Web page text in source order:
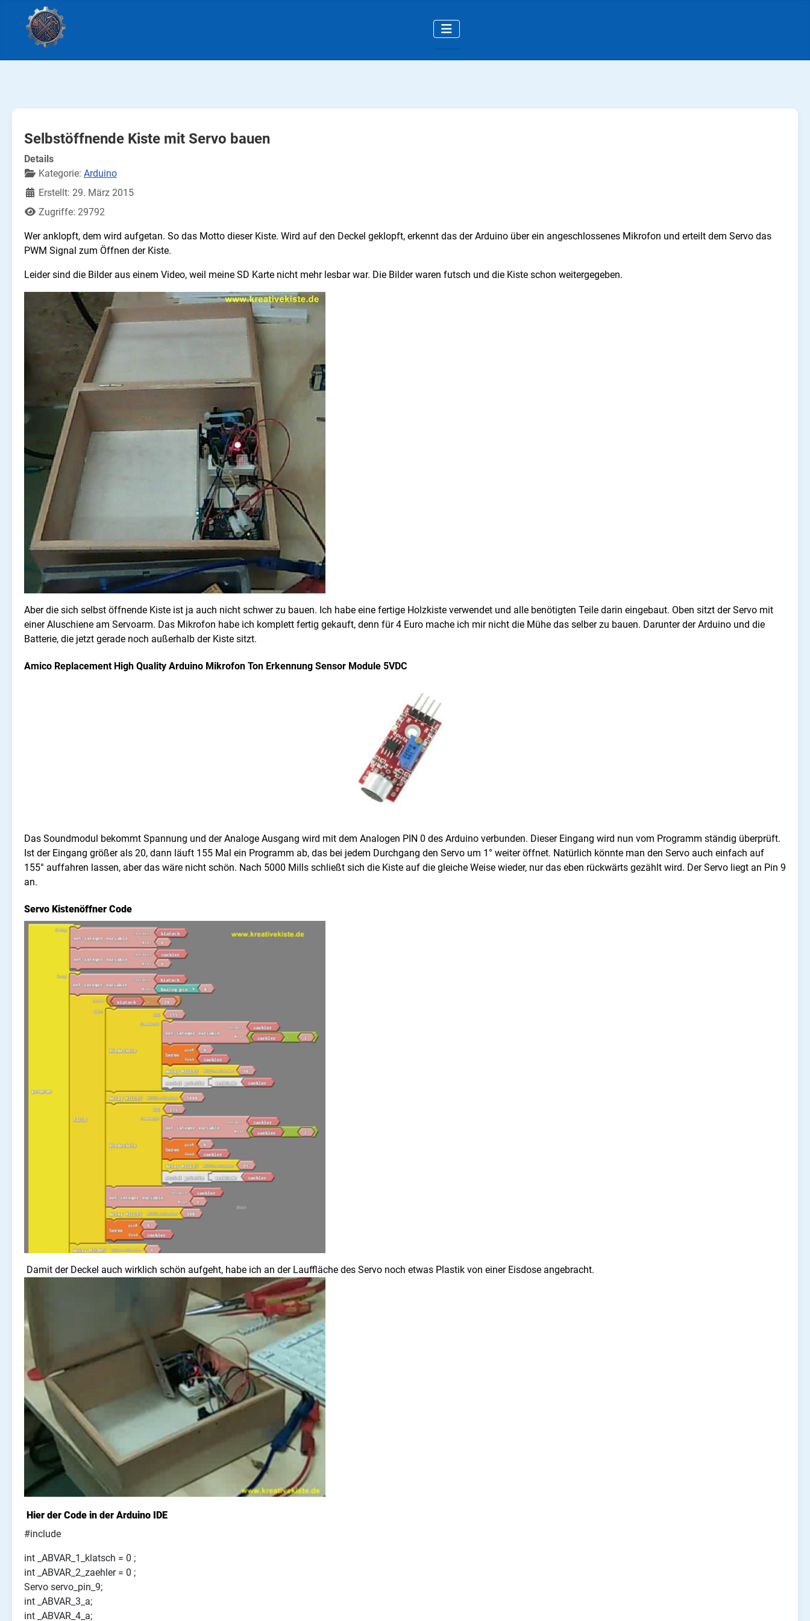
Selbstöffnende Kiste mit Servo bauen
Details
Kategorie: Arduino
Erstellt: 29. März 2015
Zugriffe: 29792
Wer anklopft, dem wird aufgetan. So das Motto dieser Kiste. Wird auf den Deckel geklopft, erkennt das der Arduino über ein angeschlossenes Mikrofon und erteilt dem Servo das
PWM Signal zum Öffnen der Kiste.
Leider sind die Bilder aus einem Video, weil meine SD Karte nicht mehr lesbar war. Die Bilder waren futsch und die Kiste schon weitergegeben.
Aber die sich selbst öffnende Kiste ist ja auch nicht schwer zu bauen. Ich habe eine fertige Holzkiste verwendet und alle benötigten Teile darin eingebaut. Oben sitzt der Servo mit
einer Aluschiene am Servoarm. Das Mikrofon habe ich komplett fertig gekauft, denn für 4 Euro mache ich mir nicht die Mühe das selber zu bauen. Darunter der Arduino und die
Batterie, die jetzt gerade noch außerhalb der Kiste sitzt.
Amico Replacement High Quality Arduino Mikrofon Ton Erkennung Sensor Module 5VDC
Das Soundmodul bekommt Spannung und der Analoge Ausgang wird mit dem Analogen PIN 0 des Arduino verbunden. Dieser Eingang wird nun vom Programm ständig überprüft.
Ist der Eingang größer als 20, dann läuft 155 Mal ein Programm ab, das bei jedem Durchgang den Servo um 1° weiter öffnet. Natürlich könnte man den Servo auch einfach auf
155° auffahren lassen, aber das wäre nicht schön. Nach 5000 Mills schließt sich die Kiste auf die gleiche Weise wieder, nur das eben rückwärts gezählt wird. Der Servo liegt an Pin 9
an.
Servo Kistenöffner Code
Damit der Deckel auch wirklich schön aufgeht, habe ich an der Lauffläche des Servo noch etwas Plastik von einer Eisdose angebracht.
Hier der Code in der Arduino IDE
#include
int _ABVAR_1_klatsch = 0 ;
int _ABVAR_2_zaehler = 0 ;
Servo servo_pin_9;
int _ABVAR_3_a;
int _ABVAR_4_a;